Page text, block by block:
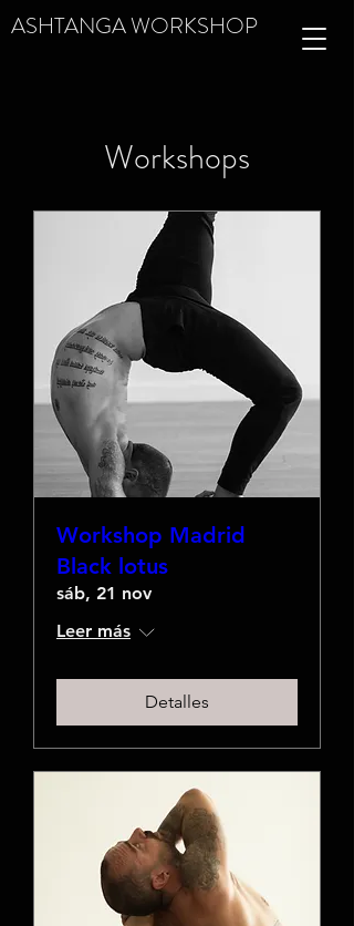
ASHTANGA WORKSHOP
Workshops
Workshop Madrid
Black lotus
sáb, 21 nov
Leer más
Detalles